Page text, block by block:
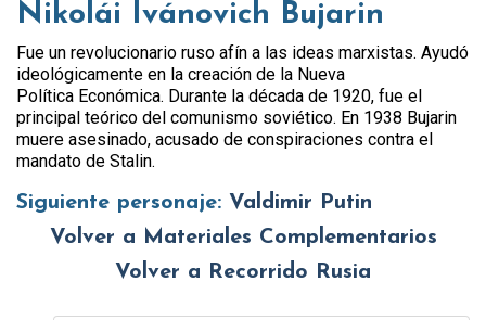
Nikolái Ivánovich Bujarin
Fue un revolucionario ruso afín a las ideas marxistas. Ayudó
ideológicamente en la creación de la Nueva
Política Económica. Durante la década de 1920, fue el
principal teórico del comunismo soviético. En 1938 Bujarin
muere asesinado, acusado de conspiraciones contra el
mandato de Stalin.
Siguiente personaje: Valdimir Putin
Volver a Materiales Complementarios
Volver a Recorrido Rusia